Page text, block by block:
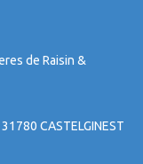
de Raisin &
CASTELGINEST